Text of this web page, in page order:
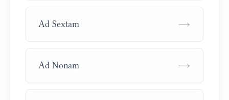
Ad Sextam →
Ad Nonam →